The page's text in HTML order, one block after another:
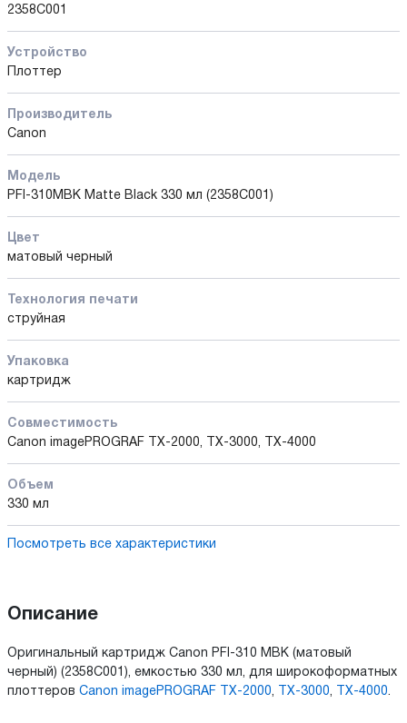
2358C001
Устройство
Плоттер
Производитель
Canon
Модель
PFI-310MBK Matte Black 330 мл (2358C001)
Цвет
матовый черный
Технология печати
струйная
Упаковка
картридж
Совместимость
Canon imagePROGRAF TX-2000, TX-3000, TX-4000
Объем
330 мл
Посмотреть все характеристики
Описание
Оригинальный картридж Canon PFI-310 MBK (матовый
черный) (2358C001), емкостью 330 мл, для широкоформатных
плоттеров Canon imagePROGRAF TX-2000, TX-3000, TX-4000.